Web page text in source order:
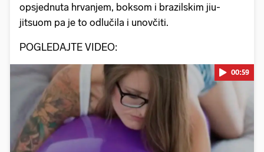
opsjednuta hrvanjem, boksom i brazilskim jiu-
jitsuom pa je to odlučila i unovčiti.
POGLEDAJTE VIDEO:
Pokretanje videa...
00:59